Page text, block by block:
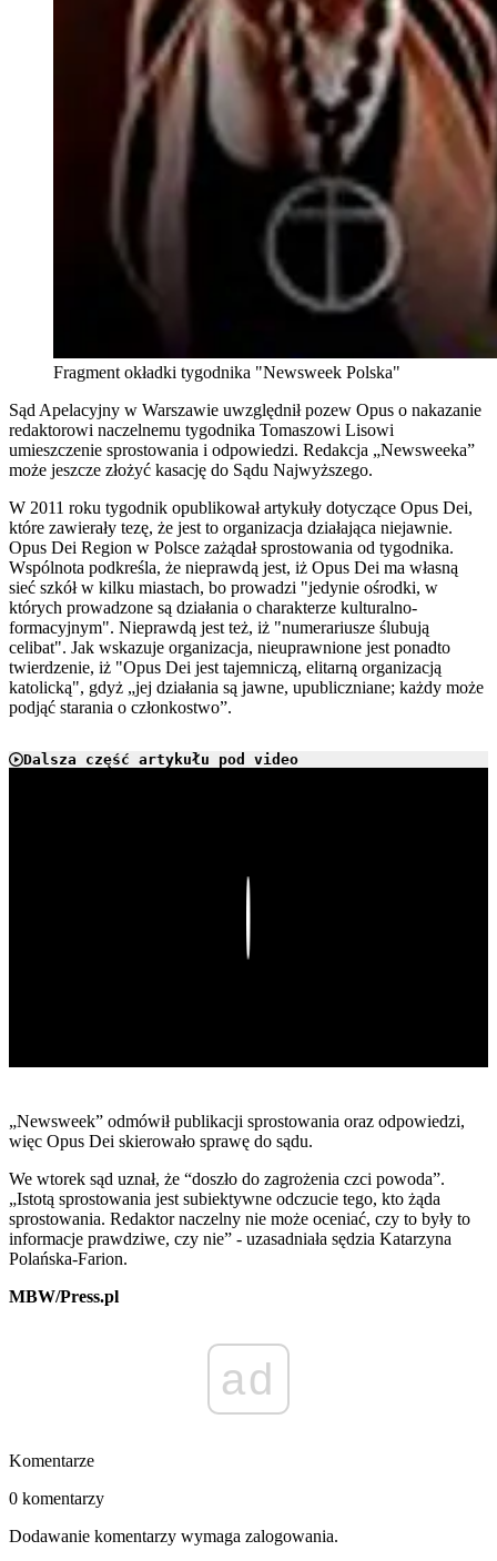
Fragment okładki tygodnika "Newsweek Polska"
Sąd Apelacyjny w Warszawie uwzględnił pozew Opus o nakazanie
redaktorowi naczelnemu tygodnika Tomaszowi Lisowi
umieszczenie sprostowania i odpowiedzi. Redakcja „Newsweeka”
może jeszcze złożyć kasację do Sądu Najwyższego.
W 2011 roku tygodnik opublikował artykuły dotyczące Opus Dei,
które zawierały tezę, że jest to organizacja działająca niejawnie.
Opus Dei Region w Polsce zażądał sprostowania od tygodnika.
Wspólnota podkreśla, że nieprawdą jest, iż Opus Dei ma własną
sieć szkół w kilku miastach, bo prowadzi "jedynie ośrodki, w
których prowadzone są działania o charakterze kulturalno-
formacyjnym". Nieprawdą jest też, iż "numerariusze ślubują
celibat". Jak wskazuje organizacja, nieuprawnione jest ponadto
twierdzenie, iż "Opus Dei jest tajemniczą, elitarną organizacją
katolicką", gdyż „jej działania są jawne, upubliczniane; każdy może
podjąć starania o członkostwo”.
Dalsza część artykułu pod video
„Newsweek” odmówił publikacji sprostowania oraz odpowiedzi,
więc Opus Dei skierowało sprawę do sądu.
We wtorek sąd uznał, że “doszło do zagrożenia czci powoda”.
„Istotą sprostowania jest subiektywne odczucie tego, kto żąda
sprostowania. Redaktor naczelny nie może oceniać, czy to były to
informacje prawdziwe, czy nie” - uzasadniała sędzia Katarzyna
Polańska-Farion.
MBW/Press.pl
ad
Komentarze
0 komentarzy
Dodawanie komentarzy wymaga zalogowania.